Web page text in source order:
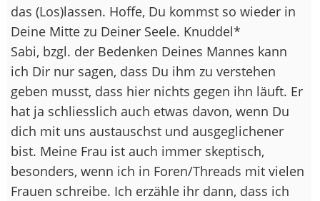
das (Los)lassen. Hoffe, Du kommst so wieder in
Deine Mitte zu Deiner Seele. Knuddel*
Sabi, bzgl. der Bedenken Deines Mannes kann
ich Dir nur sagen, dass Du ihm zu verstehen
geben musst, dass hier nichts gegen ihn läuft. Er
hat ja schliesslich auch etwas davon, wenn Du
dich mit uns austauschst und ausgeglichener
bist. Meine Frau ist auch immer skeptisch,
besonders, wenn ich in Foren/Threads mit vielen
Frauen schreibe. Ich erzähle ihr dann, dass ich